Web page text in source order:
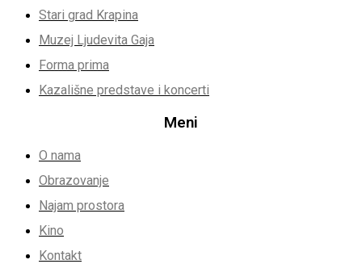
Stari grad Krapina
Muzej Ljudevita Gaja
Forma prima
Kazališne predstave i koncerti
Meni
O nama
Obrazovanje
Najam prostora
Kino
Kontakt